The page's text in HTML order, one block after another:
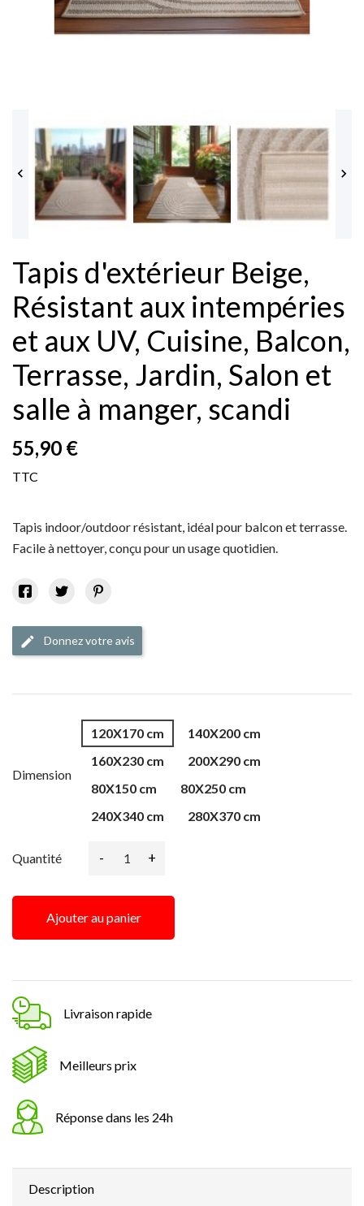
 
Tapis d'extérieur Beige,
Résistant aux intempéries
et aux UV, Cuisine, Balcon,
Terrasse, Jardin, Salon et
salle à manger, scandi
55,90 €
TTC
Tapis indoor/outdoor résistant, idéal pour balcon et terrasse.
Facile à nettoyer, conçu pour un usage quotidien.
edit Donnez votre avis
Dimension
120X170 cm
140X200 cm
160X230 cm
200X290 cm
80X150 cm
80X250 cm
240X340 cm
280X370 cm
Quantité - +
Ajouter au panier
Livraison rapide
Meilleurs prix
Réponse dans les 24h
Description